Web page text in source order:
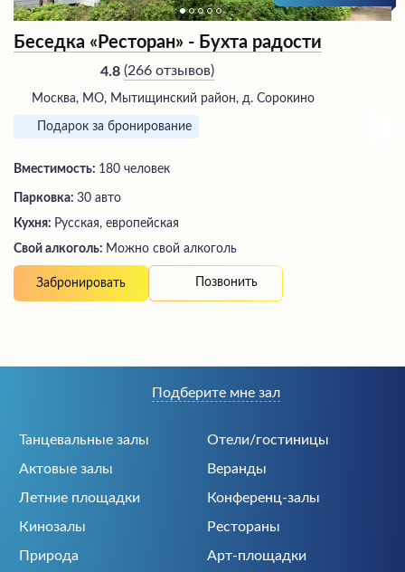
Беседка «Ресторан» - Бухта радости
4.8 (266 отзывов)
Москва, МО, Мытищинский район, д. Сорокино
Подарок за бронирование
Вместимость: 180 человек
Парковка: 30 авто
Кухня: Русская, европейская
Свой алкоголь: Можно свой алкоголь
Забронировать Позвонить
Танцевальные залы
Отели/гостиницы
Актовые залы
Веранды
Летние площадки
Конференц-залы
Кинозалы
Рестораны
Природа
Арт-площадки
Подберите мне зал